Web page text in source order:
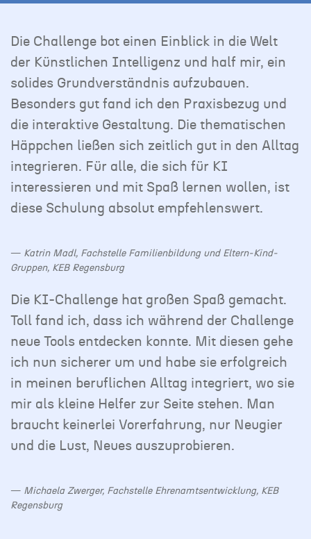
Die Challenge bot einen Einblick in die Welt
der Künstlichen Intelligenz und half mir, ein
solides Grundverständnis aufzubauen.
Besonders gut fand ich den Praxisbezug und
die interaktive Gestaltung. Die thematischen
Häppchen ließen sich zeitlich gut in den Alltag
integrieren. Für alle, die sich für KI
interessieren und mit Spaß lernen wollen, ist
diese Schulung absolut empfehlenswert.
Katrin Madl, Fachstelle Familienbildung und Eltern-Kind-
Gruppen, KEB Regensburg
Die KI-Challenge hat großen Spaß gemacht.
Toll fand ich, dass ich während der Challenge
neue Tools entdecken konnte. Mit diesen gehe
ich nun sicherer um und habe sie erfolgreich
in meinen beruflichen Alltag integriert, wo sie
mir als kleine Helfer zur Seite stehen. Man
braucht keinerlei Vorerfahrung, nur Neugier
und die Lust, Neues auszuprobieren.
Michaela Zwerger, Fachstelle Ehrenamtsentwicklung, KEB
Regensburg